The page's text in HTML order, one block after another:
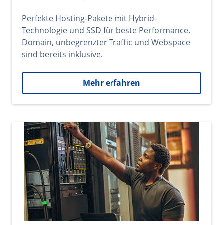
Perfekte Hosting-Pakete mit Hybrid-
Technologie und SSD für beste Performance.
Domain, unbegrenzter Traffic und Webspace
sind bereits inklusive.
Mehr erfahren